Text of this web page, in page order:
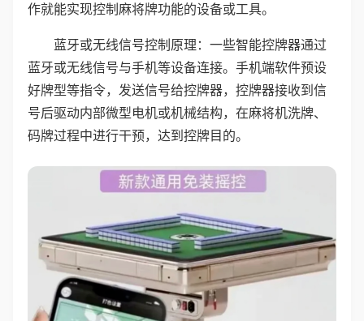
作就能实现控制麻将牌功能的设备或工具。
蓝牙或无线信号控制原理：一些智能控牌器通过
蓝牙或无线信号与手机等设备连接。手机端软件预设
好牌型等指令，发送信号给控牌器，控牌器接收到信
号后驱动内部微型电机或机械结构，在麻将机洗牌、
码牌过程中进行干预，达到控牌目的。